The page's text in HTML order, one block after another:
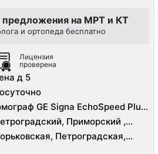
на МРТ и КТ
и ортопеда бесплатно
Лицензия
проверена
д 5
GE Signa EchoSpeed Plus
16 срезов, УЗИПриморский ,
Петроградская,